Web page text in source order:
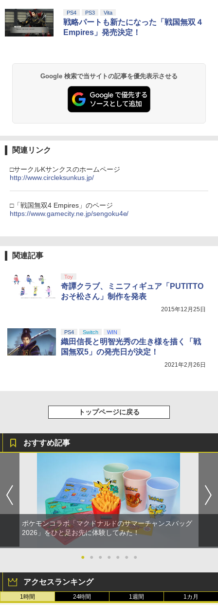
2
Flow【Blu-ray】 [ ギンツ・ジルバロデ
【楽天ブックス限定先着特典】「超かぐ
や姫！」通常版【Blu-ray】(アクリルコ
4
マシンロボ ぶっちぎりバトルハッカーズ
全31話BOXセット ブルーレイ【Blu-ra
￥7,300
￥5,832
2 スプラトゥーン レイダース -Switch2
￥6,447
ンラインコード版
5
￥5,000
ese only (CFI-2200B01)
￥55,000
Beast of Reincarnation -PS5 【特典】
プロダクトコード 封入
￥7,286
トローラー ミッドナイト ブラック(CFI-
ZCT2J01)
￥10,737
￥8,300
ラー (ロボット ホワイト)
ラー (カーボンブラック)
4
【純正品】Xbox 充電式バッテリー + US
￥2,618
￥14,141
￥3,982
2
劇場版「鬼滅の刃」無限城編 第一章 猗
窩座再来 通常版 [DVD]
￥3,523
カー特典:【坤と離】二振りの剣、十翼よ
り来たる！スタジオ描き下ろしイラスト
ボード付) [Blu-ray]
ルアイドルクラブ Bloom Garden Part
￥8,589
PS4 PS3 Vita
戦略パートも新たになった「戦国無双４
Empires」発売決定！
Google 検索で当サイトの記事を優先表示させる
関連リンク
□サークルKサンクスのホームページ
http://www.circleksunkus.jp/
□「戦国無双4 Empires」のページ
https://www.gamecity.ne.jp/sengoku4e/
関連記事
Toy
奇譚クラブ、ミニフィギュア「PUTITTO
おそ松さん」制作を発表
2015年12月25日
PS4 Switch WIN
織田信長と明智光秀の生き様を描く「戦
国無双5」の発売日が決定！
2021年2月26日
トップページに戻る
おすすめ記事
ポケモンコラボ「マクドナルドのサマーチャンスバッグ
2026」をひと足お先に体験してみた！
● ● ● ● ● ● ●
アクセスランキング
1時間 24時間 1週間 1カ月